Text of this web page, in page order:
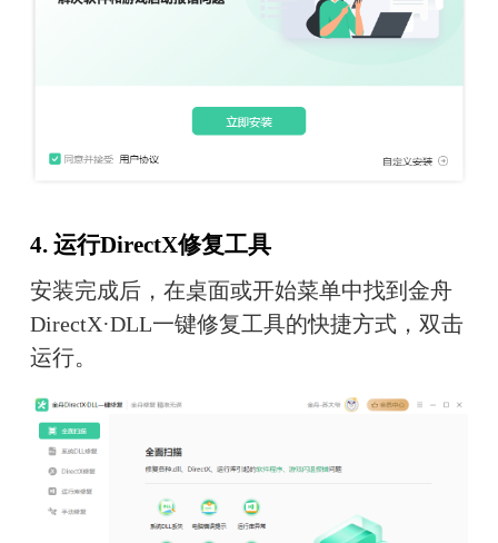
4. 运行DirectX修复工具
安装完成后，在桌面或开始菜单中找到金舟
DirectX·DLL一键修复工具的快捷方式，双击
运行。